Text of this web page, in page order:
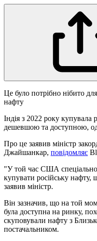
Це було потрібно нібито
нафту
Індія з 2022 року купувала
дешевшою та доступною,
Про це заявив міністр
Джайшанкар, повідомляє
"У той час США спеціально
купувати російську нафту,
заявив міністр.
Він зазначив, що на той
була доступна на ринку,
скуповували нафту з
постачальником.